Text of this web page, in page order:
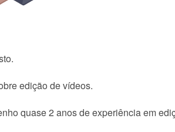
edição de vídeos.
quase 2 anos de experiência em